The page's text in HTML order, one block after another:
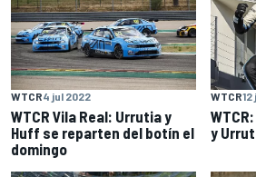
WTCR4 jul 2022
WTCR Vila Real: Urrutia y
Huff se reparten del botín el
domingo
WTCR12
y